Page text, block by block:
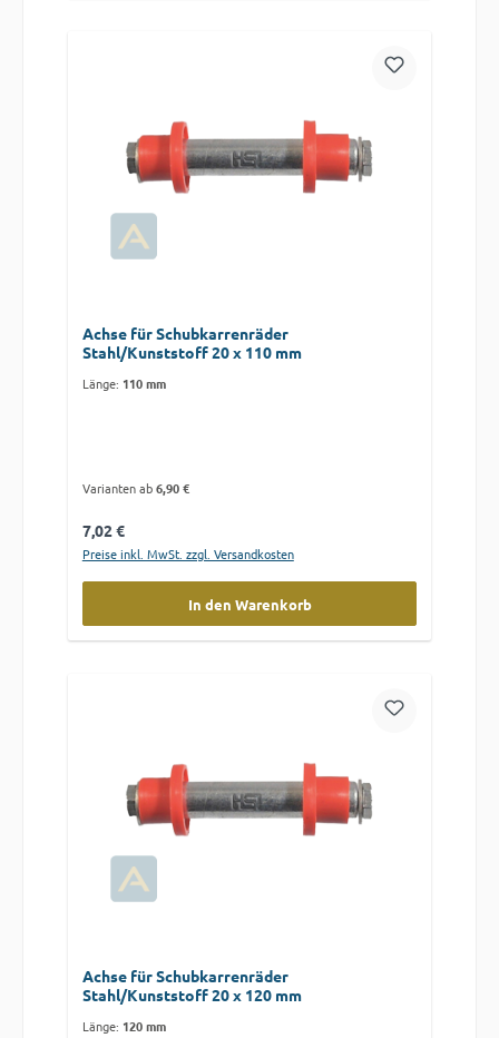
Achse für Schubkarrenräder
Stahl/Kunststoff 20 x 110 mm
Länge: 110 mm
Varianten ab6,90 €
Regulärer Preis:
7,02 €
Preise inkl. MwSt. zzgl. Versandkosten
In den Warenkorb
Achse für Schubkarrenräder
Stahl/Kunststoff 20 x 120 mm
Länge: 120 mm